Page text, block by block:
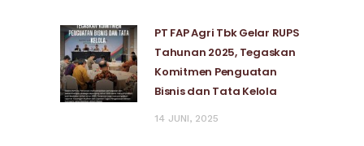
PT FAP Agri Tbk Gelar RUPS
Tahunan 2025, Tegaskan
Komitmen Penguatan
Bisnis dan Tata Kelola
14 JUNI, 2025